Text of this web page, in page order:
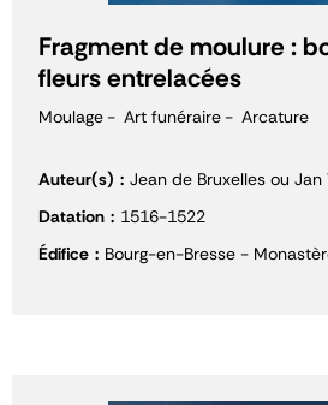
Fragment de moulure :
fleurs entrelacées
Moulage Art funéraire Arcature
Auteur(s)
Jean de Bruxelles ou Jan
Datation
1516-1522
Édifice
Bourg-en-Bresse -